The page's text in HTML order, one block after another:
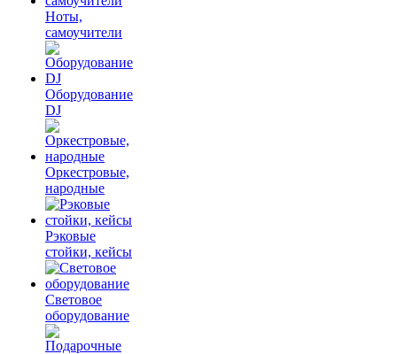
Ноты,
самоучители
Оборудование
DJ
Оркестровые,
народные
Рэковые
стойки, кейсы
Световое
оборудование